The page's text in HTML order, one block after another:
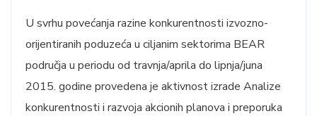
U svrhu povećanja razine konkurentnosti izvozno-
orijentiranih poduzeća u ciljanim sektorima BEAR
područja u periodu od travnja/aprila do lipnja/juna
2015. godine provedena je aktivnost izrade Analize
konkurentnosti i razvoja akcionih planova i preporuka